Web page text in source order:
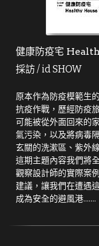
健康防疫宅
採訪 / id SHOW
原本作為防疫模範生
抗疫作戰，歷經防疫
可能被從外面回來的
氣污染，以及將病毒
玄關的洗漱區、紫外
這期主題內容我們將
觀察設計師的實際案
建議，讓我們在遭遇
成為安全的避風港.......